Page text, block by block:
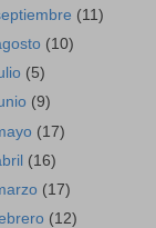
(11)
(10)
(5)
(9)
(17)
(16)
(17)
(12)